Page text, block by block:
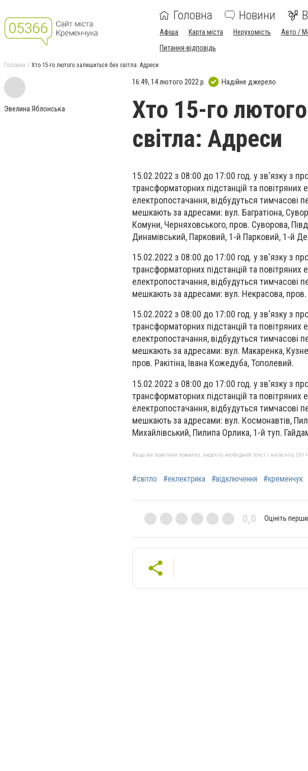
Головна Новини
Афіша Карта міста Нерухомість Авто /
Питання-відповідь
Головна Хто 15-го лютого залишиться без світла: Адреси
Эвелина Яблонська
16:49, 14 лютого 2022 р. Надійне джерело
Хто 15-го
світла: Адреси
15.02.2022 з 08:00 до 17:00 год. у зв'язку з
трансформаторних підстанцій та
електропостачання, відбудуться тимчасові
мешкають за адресами: вул. Багратіона,
Комуни, Черняховського, пров. Суворова,
Динамівський, Парковий, 1-й Парковий, 1-й
15.02.2022 з 08:00 до 17:00 год. у зв'язку з
трансформаторних підстанцій та
електропостачання, відбудуться тимчасові
мешкають за адресами: вул. Некрасова,
15.02.2022 з 08:00 до 17:00 год. у зв'язку з
трансформаторних підстанцій та
електропостачання, відбудуться тимчасові
мешкають за адресами: вул. Макаренка,
пров. Ракітіна, Івана Кожедуба, Тополевий.
15.02.2022 з 08:00 до 17:00 год. у зв'язку з
трансформаторних підстанцій та
електропостачання, відбудуться тимчасові
мешкають за адресами: вул. Космонавтів,
Михайлівський, Пилипа Орлика, 1-й туп.
Якщо ви помітили помилку, виділіть необхідний текст і натисніть
#світло #еклектрика #відключення #кременчук
0,0 Оцініть